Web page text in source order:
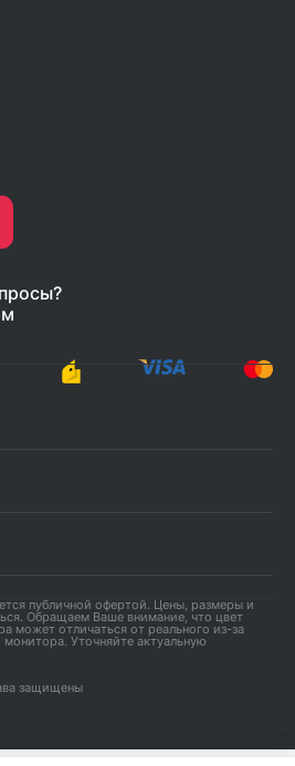
публичной офертой. Цены, размеры и
Обращаем Ваше внимание, что цвет
может отличаться от реального из-за
Уточняйте актуальную
защищены